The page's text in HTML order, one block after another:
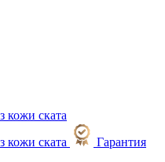
Гарантия